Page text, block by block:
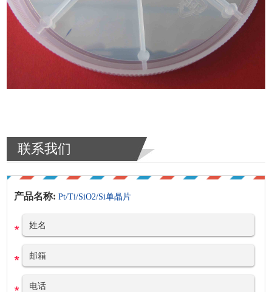
联系我们
产品名称: Pt/Ti/SiO2/Si单晶片